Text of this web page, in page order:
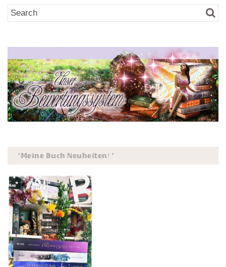
*𝕄𝕖𝕚𝕟𝕖 𝔹𝕦𝕔𝕙 ℕ𝕖𝕦𝕙𝕖𝕚𝕥𝕖𝕟! *